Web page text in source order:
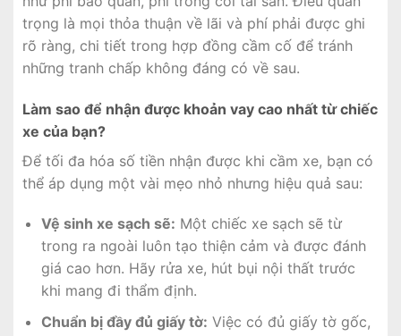
trọng là mọi thỏa thuận về lãi và phí phải được ghi
rõ ràng, chi tiết trong hợp đồng cầm cố để tránh
những tranh chấp không đáng có về sau.
Làm sao để nhận được khoản vay cao nhất từ chiếc
xe của bạn?
Để tối đa hóa số tiền nhận được khi cầm xe, bạn có
thể áp dụng một vài mẹo nhỏ nhưng hiệu quả sau:
Vệ sinh xe sạch sẽ: Một chiếc xe sạch sẽ từ
trong ra ngoài luôn tạo thiện cảm và được đánh
giá cao hơn. Hãy rửa xe, hút bụi nội thất trước
khi mang đi thẩm định.
Chuẩn bị đầy đủ giấy tờ: Việc có đủ giấy tờ gốc,